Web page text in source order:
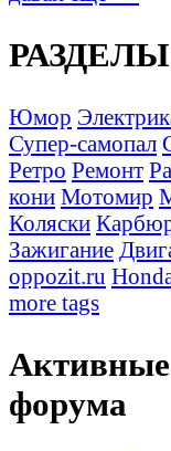
РАЗДЕЛЫ
Юмор
Супер-самопал
Ретро Ремонт
кони Мотомир
Коляски
Зажигание
oppozit.ru
more tags
форума